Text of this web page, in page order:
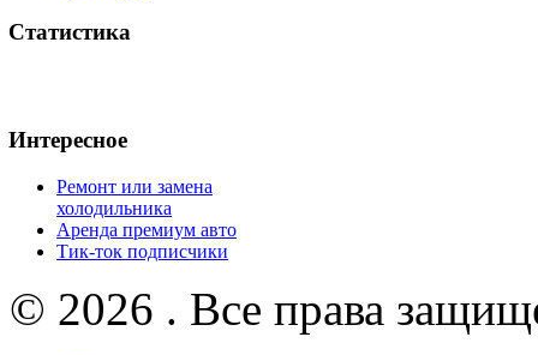
Статистика
Интересное
Ремонт или замена
холодильника
Аренда премиум авто
Тик-ток подписчики
© 2026 . Все права